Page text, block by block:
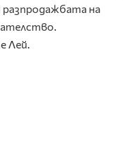
разпродажбата на
Лей.